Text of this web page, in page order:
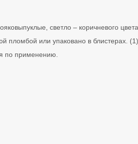
светло – коричневого
пломбой или упаковано в блистерах.
по применению.